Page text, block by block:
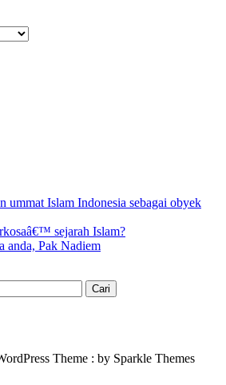
ummat Islam Indonesia sebagai obyek
sejarah Islam?
anda, Pak Nadiem
Theme : by Sparkle Themes